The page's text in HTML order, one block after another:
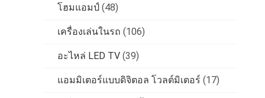
โฮมแอมป์ (48)
เครื่องเล่นในรถ (106)
อะไหล่ LED TV (39)
แอมมิเตอร์แบบดิจิตอล โวลต์มิเตอร์ (17)